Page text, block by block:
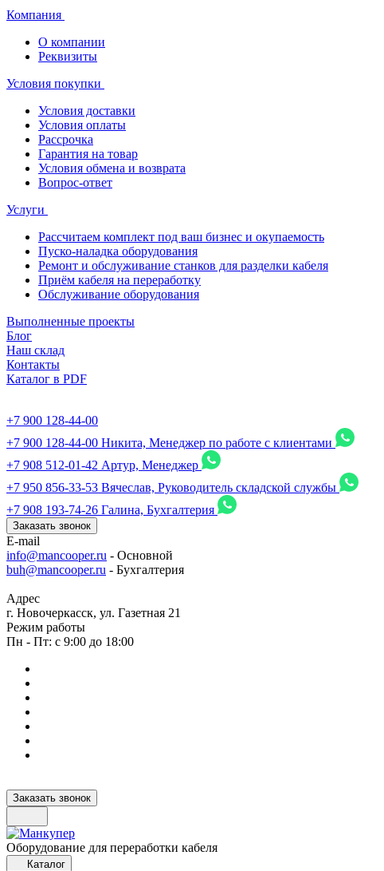
Компания
О компании
Реквизиты
Условия покупки
Условия доставки
Условия оплаты
Рассрочка
Гарантия на товар
Условия обмена и возврата
Вопрос-ответ
Услуги
Рассчитаем комплект под ваш бизнес и окупаемость
Пуско-наладка оборудования
Ремонт и обслуживание станков для разделки кабеля
Приём кабеля на переработку
Обслуживание оборудования
Выполненные проекты
Блог
Наш склад
Контакты
Каталог в PDF
+7 900 128-44-00
+7 900 128-44-00 Никита, Менеджер по работе с клиентами
+7 908 512-01-42 Артур, Менеджер
+7 950 856-33-53 Вячеслав, Руководитель складской службы
+7 908 193-74-26 Галина, Бухгалтерия
Заказать звонок
E-mail
info@mancooper.ru - Основной
buh@mancooper.ru - Бухгалтерия
Адрес
г. Новочеркасск, ул. Газетная 21
Режим работы
Пн - Пт: с 9:00 до 18:00
Заказать звонок
Оборудование для переработки кабеля
Каталог